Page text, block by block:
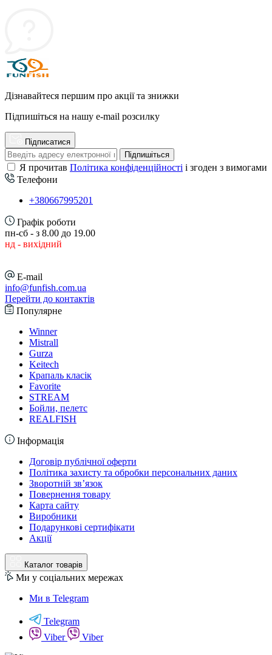
Дізнавайтеся першим про акції та знижки
Підпишіться на нашу e-mail розсилку
Підписатися
Підпишіться
Я прочитав Політика конфіденційності і згоден з вимогами
Телефони
+380667995201
Графік роботи
пн-сб - з 8.00 до 19.00
нд - вихідний
E-mail
info@funfish.com.ua
Перейти до контактів
Популярне
Winner
Mistrall
Gurza
Keitech
Крапаль класік
Favorite
STREAM
Бойли, пелетс
REALFISH
Інформація
Договір публічної оферти
Політика захисту та обробки персональних даних
Зворотній зв’язок
Повернення товару
Карта сайту
Виробники
Подарункові сертифікати
Акції
Каталог товарів
Ми у соціальних мережах
Ми в Telegram
Telegram
Viber
Viber